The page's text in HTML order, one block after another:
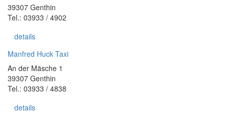
39307 Genthin
Tel.: 03933 / 4902
details
Manfred Huck Taxi
An der Mäsche 1
39307 Genthin
Tel.: 03933 / 4838
details